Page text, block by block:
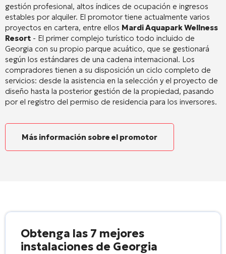
gestión profesional, altos índices de ocupación e ingresos
estables por alquiler. El promotor tiene actualmente varios
proyectos en cartera, entre ellos Mardi Aquapark Wellness
Resort - El primer complejo turístico todo incluido de
Georgia con su propio parque acuático, que se gestionará
según los estándares de una cadena internacional. Los
compradores tienen a su disposición un ciclo completo de
servicios: desde la asistencia en la selección y el proyecto de
diseño hasta la posterior gestión de la propiedad, pasando
por el registro del permiso de residencia para los inversores.
Más información sobre el promotor
Obtenga las 7 mejores
instalaciones de Georgia